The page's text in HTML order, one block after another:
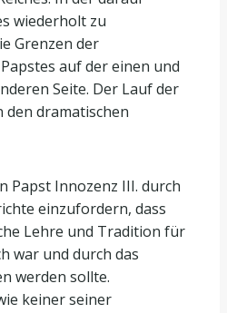
wiederholt zu
Grenzen der
auf der einen und
Seite. Der Lauf der
den dramatischen
Papst Innozenz III. durch
einzufordern, dass
Lehre und Tradition für
war und durch das
werden sollte.
keiner seiner